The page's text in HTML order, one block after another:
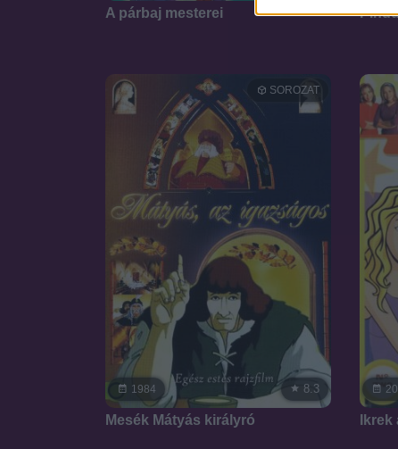
A párbaj mesterei
1984
SOROZAT
8.3
Mesék Mátyás királyró